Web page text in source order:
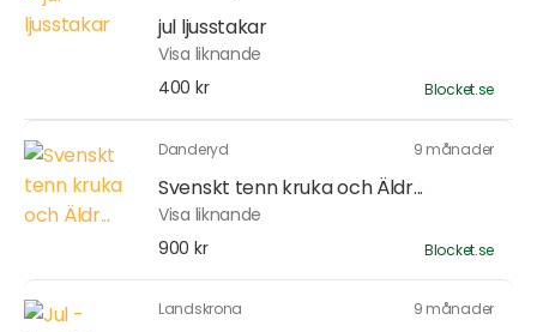
jul ljusstakar
Visa liknande
400 kr
Blocket.se
Danderyd 9 månader
Svenskt tenn kruka och Äldr...
Visa liknande
900 kr
Blocket.se
Landskrona 9 månader